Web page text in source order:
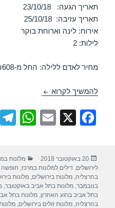
תאריך הגעה: 23/10/18
תאריך עזיבה: 25/10/18
אירוח: לינה וארוחת בוקר
לילות: 2
מחיר לאדם ללילה: החל מ-₪608
להמשיך לקרוא חופשה במלון
F
e
b
o
X
E
W
s
A
p
פורסם
בתאריך
20 באוקטובר 2018 קטגוריות
מלונות
לירושלים ,דילים למלונות במרכז חופשה
בהרצליה ,מלונות בירושלים ,מלונות
בנובמבר ,מלונות בתל אביב באוקטובר ,
בתל אביב ברגע האחרון ,מלונות בתל
בהרצליה ,מלונות זולים בירושלים ,